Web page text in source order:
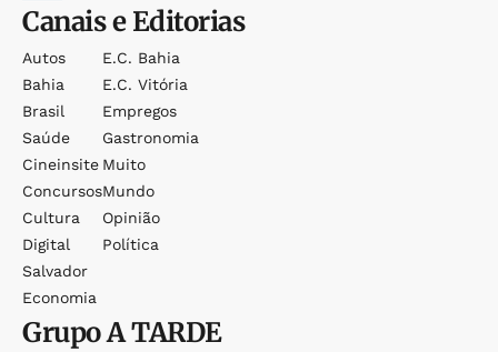
Canais e Editorias
Autos
Bahia
Brasil
Saúde
Cineinsite
Concursos
Cultura
Digital
Salvador
Economia
E.c. Bahia
E.c. Vitória
Empregos
Gastronomia
Muito
Mundo
Opinião
Política
GrupoA TARDE